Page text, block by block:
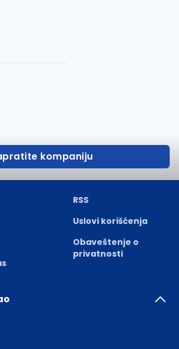
kompaniju
RSS
Uslovi korišćenja
Obaveštenje o
privatnosti